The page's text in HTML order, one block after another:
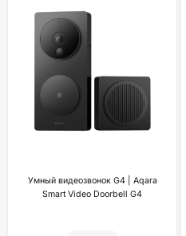
Умный видеозвонок G4 | Aqara
Smart Video Doorbell G4